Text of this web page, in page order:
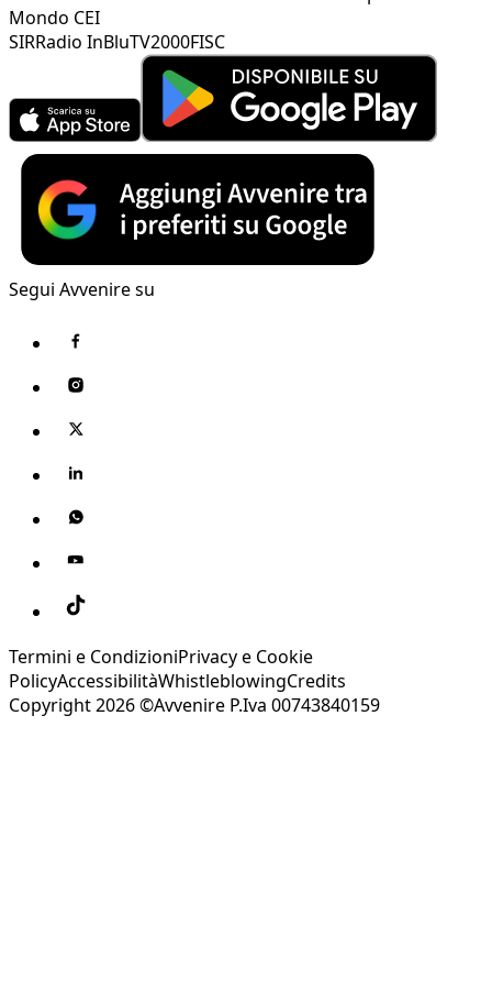
Mondo CEI
SIRRadio InBluTV2000FISC
Segui Avvenire su
Termini e CondizioniPrivacy e Cookie
PolicyAccessibilitàWhistleblowingCredits
Copyright 2026 ©Avvenire P.Iva 00743840159